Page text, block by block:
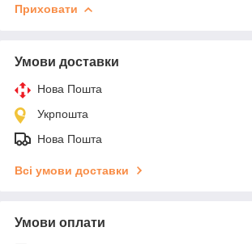
Приховати
Умови доставки
Нова Пошта
Укрпошта
Нова Пошта
Всі умови доставки
Умови оплати